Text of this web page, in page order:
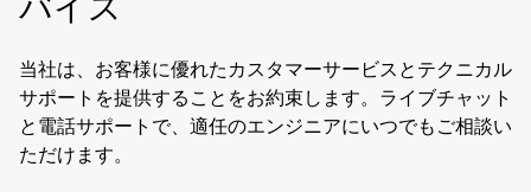
バイス
当社は、お客様に優れたカスタマーサービスとテクニカル
サポートを提供することをお約束します。ライブチャット
と電話サポートで、適任のエンジニアにいつでもご相談い
ただけます。